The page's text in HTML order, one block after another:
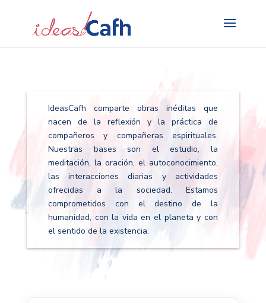
IdeasCafh comparte obras inéditas que
nacen de la reflexión y la práctica de
compañeros y compañeras espirituales.
Nuestras bases son el estudio, la
meditación, la oración, el autoconocimiento,
las interacciones diarias y actividades
ofrecidas a la sociedad. Estamos
comprometidos con el destino de la
humanidad, con la vida en el planeta y con
el sentido de la existencia.